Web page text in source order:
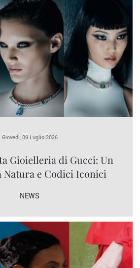
Giovedì, 09 Luglio 2026
Gioielleria di Gucci: Un
Natura e Codici Iconici
NEWS